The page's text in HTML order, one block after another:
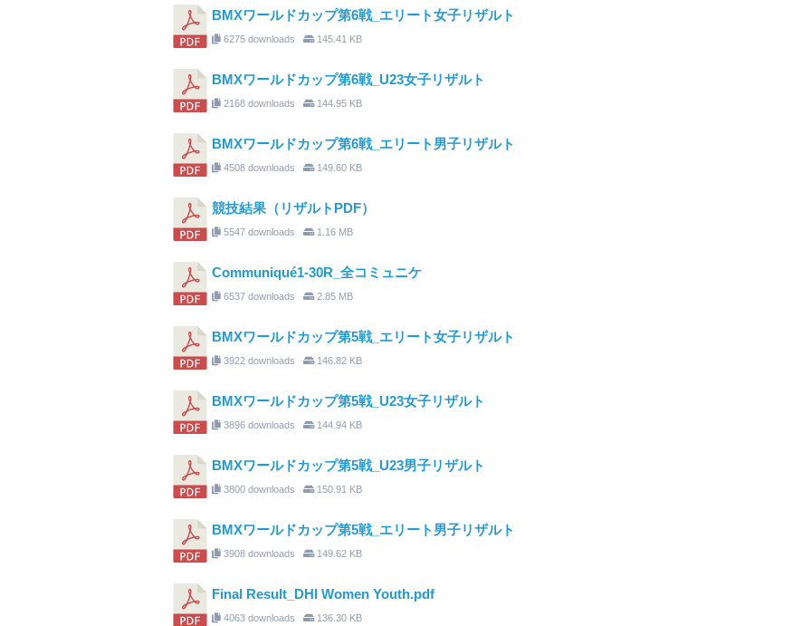
BMXワールドカップ第6戦_エリート女子リザルト
6275 downloads 145.41 KB
BMXワールドカップ第6戦_U23女子リザルト
2168 downloads 144.95 KB
BMXワールドカップ第6戦_エリート男子リザルト
4508 downloads 149.60 KB
競技結果（リザルトPDF）
5547 downloads 1.16 MB
Communiqué1-30R_全コミュニケ
6537 downloads 2.85 MB
BMXワールドカップ第5戦_エリート女子リザルト
3922 downloads 146.82 KB
BMXワールドカップ第5戦_U23女子リザルト
3896 downloads 144.94 KB
BMXワールドカップ第5戦_U23男子リザルト
3800 downloads 150.91 KB
BMXワールドカップ第5戦_エリート男子リザルト
3908 downloads 149.62 KB
Final Result_DHI Women Youth.pdf
4063 downloads 136.30 KB